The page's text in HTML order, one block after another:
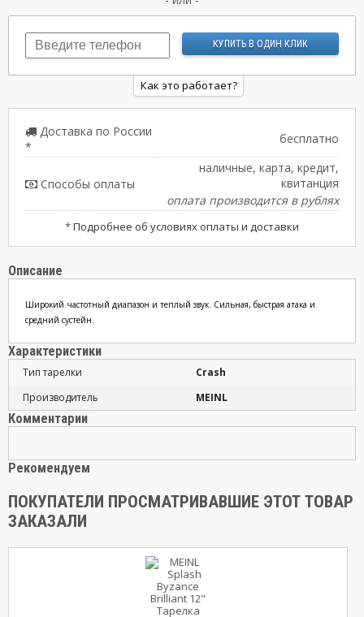
Как это работает?
Доставка по России
*
бесплатно
Способы оплаты
наличные, карта, кредит,
квитанция
оплата производится в рублях
*Подробнее об условиях оплаты и доставки
Описание
Широкий частотный диапазон и теплый звук. Сильная, быстрая атака и
средний сустейн.
Характеристики
Тип тарелки
Crash
Производитель
MEINL
Комментарии
Рекомендуем
ПОКУПАТЕЛИ ПРОСМАТРИВАВШИЕ ЭТОТ ТОВАР
ЗАКАЗАЛИ